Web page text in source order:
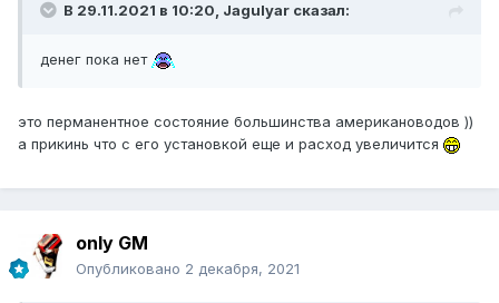
В 29.11.2021 в 10:20, Jagulyar сказал:
денег пока нет
это перманентное состояние большинства американоводов ))
а прикинь что с его установкой еще и расход увеличится
only GM
Опубликовано 2 декабря, 2021